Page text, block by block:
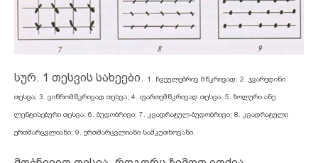
სურ. 1 თესვის სახეები. 1. ჩვეულებრივ მწკრივად; 2. ჯვარედინი
თესვა; 3. ვიწრომწკრივად თესვა; 4. ფართემწკრივად თესვა; 5. ზოლური ანუ
ლენტისებური თესვა; 6. ბუდობრივი; 7. კვადრატულ-ბუდობრივი; 8. კვადრატული
ერთმარცვლიანი; 9. ერთმარცვლიანი სამკუთხოვანი.